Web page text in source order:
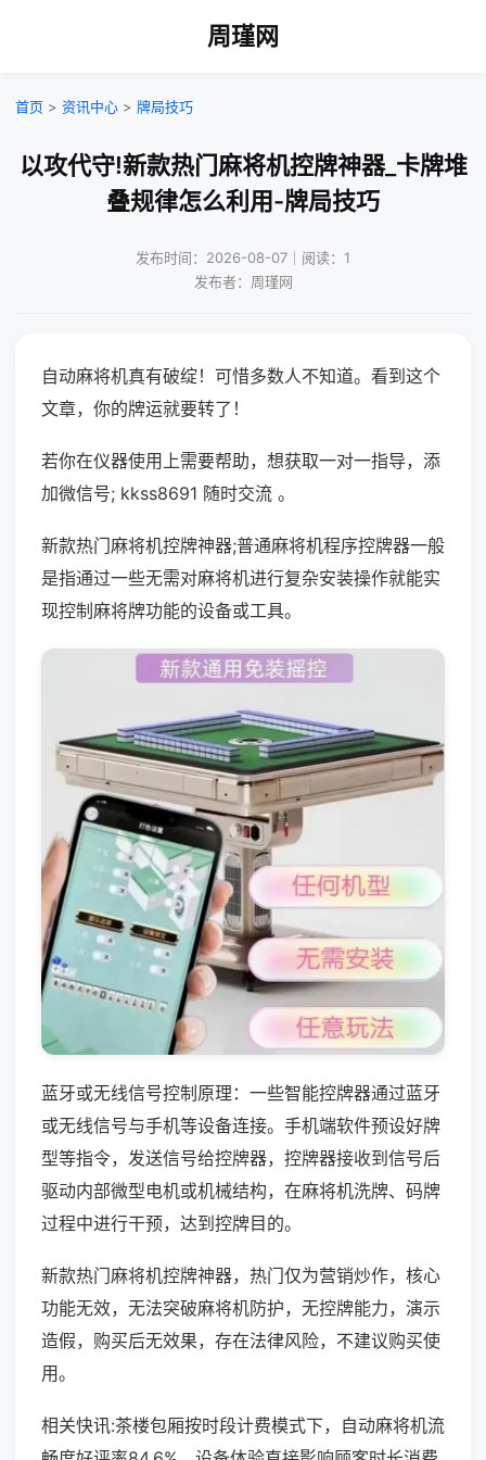
周瑾网
首页 > 资讯中心 > 牌局技巧
以攻代守!新款热门麻将机控牌神器_卡牌堆
叠规律怎么利用-牌局技巧
发布时间：2026-08-07｜阅读：1
发布者：周瑾网
自动麻将机真有破绽！可惜多数人不知道。看到这个
文章，你的牌运就要转了！
若你在仪器使用上需要帮助，想获取一对一指导，添
加微信号; kkss8691 随时交流 。
新款热门麻将机控牌神器;普通麻将机程序控牌器一般
是指通过一些无需对麻将机进行复杂安装操作就能实
现控制麻将牌功能的设备或工具。
蓝牙或无线信号控制原理：一些智能控牌器通过蓝牙
或无线信号与手机等设备连接。手机端软件预设好牌
型等指令，发送信号给控牌器，控牌器接收到信号后
驱动内部微型电机或机械结构，在麻将机洗牌、码牌
过程中进行干预，达到控牌目的。
新款热门麻将机控牌神器，热门仅为营销炒作，核心
功能无效，无法突破麻将机防护，无控牌能力，演示
造假，购买后无效果，存在法律风险，不建议购买使
用。
相关快讯:茶楼包厢按时段计费模式下，自动麻将机流